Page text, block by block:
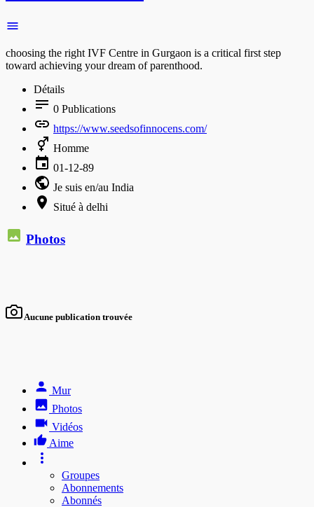
choosing the right IVF Centre in Gurgaon is a critical first step
toward achieving your dream of parenthood.
Détails
0 Publications
https://www.seedsofinnocens.com/
Homme
01-12-89
Je suis en/au India
Situé à delhi
Photos
Aucune publication trouvée
Mur
Photos
Vidéos
Aime
Groupes
Abonnements
Abonnés